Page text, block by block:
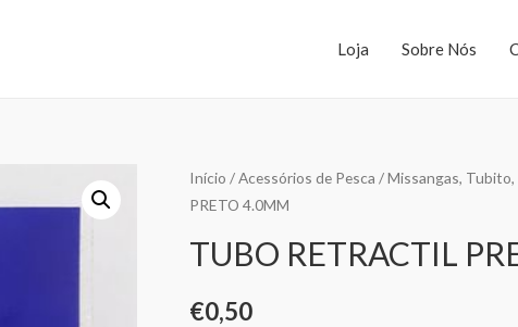
Loja Sobre Nós
Início /Acessórios de Pesca /Missangas,
PRETO 4.0MM
TUBO RETRACTIL
€0,50